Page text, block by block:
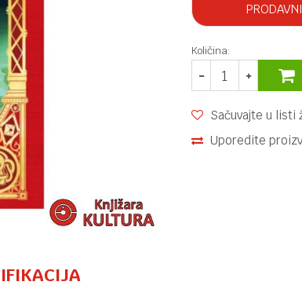
Količina:
Sačuvajte u listi
Uporedite